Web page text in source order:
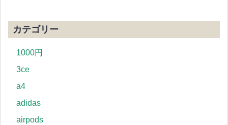
カテゴリー
1000円
3ce
a4
adidas
airpods